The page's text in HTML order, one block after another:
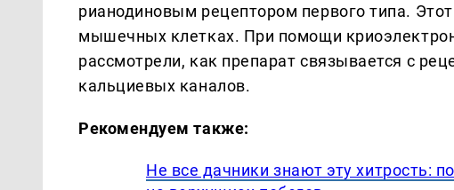
рианодиновым рецептором первого типа.
мышечных клетках. При помощи
рассмотрели, как препарат связывается с
кальциевых каналов.
Рекомендуем также:
Не все дачники знают эту хитрость: